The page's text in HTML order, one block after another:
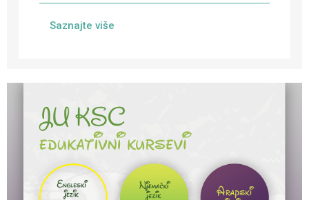
Saznajte više